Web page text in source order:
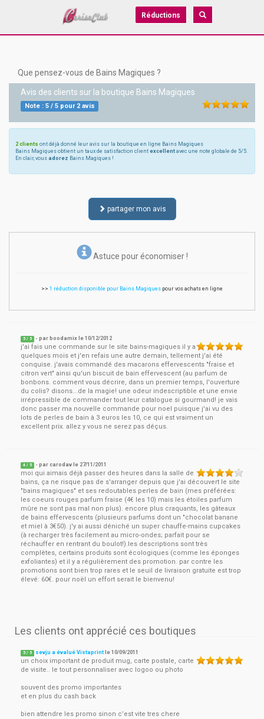
Réductions
Que pensez-vous de Bains Magiques ?
Avis des clients sur la boutique Bains Magiques
Note : 5/ 5pour 2avis
2 clients ont déjà donné leur avis sur la boutique en ligne Bains Magiques
Bains Magiques obtient un taux de satisfaction client excellent avec une note globale de 5/5.
En clair, vous adorez Bains Magiques !
partager mon avis
Astuce pour économiser !
>> 1 réduction disponible pour Bains Magiques pour vos achats en ligne
5 / 5 - par boodamix le10/12/2012
j'ai fais une commande sur le site bains-magiques il y a
quelques mois et j'en refais une autre demain, tellement j'ai été
conquise. j'avais commandé des macarons effervescents "fraise et
citron vert" ainsi qu'un biscuit de bain effervescent (au parfum de
bonbons. comment vous décrire, dans un premier temps, l'ouverture
du colis? disons...de la magie! une odeur indescriptible et une envie
irrépressible de commander tout leur catalogue si gourmand! je vais
donc passer ma nouvelle commande pour noel puisque j'ai vu des
lots de perles de bain à 3 euros les 10, ce qui est vraiment un
excellent prix. allez y vous ne serez pas déçus.
4 / 5 - parcarodav le 27/11/2011
moi qui aimais déjà passer des heures dans la salle de
bains, ça ne risque pas de s'arranger depuis que j'ai découvert le site
"bains magiques" et ses redoutables perles de bain (mes préférées:
les coeurs rouges parfum fraise (4€ les 10) mais les étoiles parfum
mûre ne sont pas mal non plus). encore plus craquants, les gâteaux
de bains effervescents (plusieurs parfums dont un "chocolat banane
et miel à 3€50). j'y ai aussi déniché un super chauffe-mains cupcakes
(à recharger très facilement au micro-ondes; parfait pour se
réchauffer en rentrant du boulot!).les descriptions sont très
complètes, certains produits sont écologiques (comme les éponges
exfoliantes) et il y a régulièrement des promotion. par contre les
promotions sont bien trop rares et le seuil de livraison gratuite est trop
élevé: 60€. pour noël un effort serait le bienvenu!
Les clients ont apprécié ces boutiques
5 / 5 sevju a évalué Vistaprint le10/09/2011
un choix important de produit mug, carte postale, carte
de visite.. le tout personnaliser avec logoo ou photo
souvent des promo importantes
et en plus du cash back
bien attendre les promo sinon c’est vite tres chere